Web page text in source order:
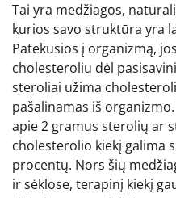
Tai yra medžiagos,
kurios savo struktūra yra
Patekusios į organizmą,
cholesteroliu dėl
steroliai užima
pašalinamas iš
apie 2 gramus sterolių ar
cholesterolio kiekį galima
procentų. Nors šių
ir sėklose, terapinį kiekį